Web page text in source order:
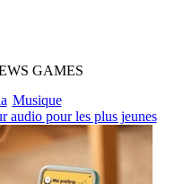
GAMES
Musique
audio pour les plus jeunes